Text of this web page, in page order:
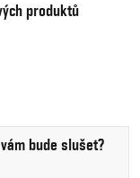
produktů
bude slušet?